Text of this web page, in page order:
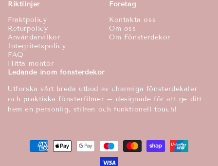
Riktlinjer
Fraktpolicy
Returpolicy
Användarvilkor
Integritetspolicy
FAQ
Hitta montör
Företag
Kontakta oss
Om oss
Om Fönsterdekor
Ledande inom fönsterdekor
Utforska vårt breda utbud av charmiga fönsterdekaler
och praktiska fönsterfilmer – designade för att ge ditt
hem en personlig, stilren och funktionell touch!
Betalningsmetoder